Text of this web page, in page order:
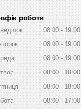
роботи
08:00
19:00
08:00
19:00
08:00
19:00
08:00
19:00
08:00
18:00
08:00 17:00